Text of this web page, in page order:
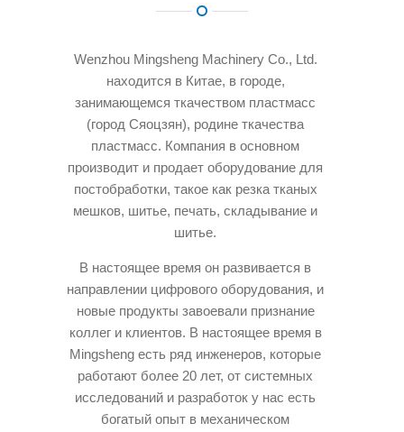
Wenzhou Mingsheng Machinery Co., Ltd.
находится в Китае, в городе,
занимающемся ткачеством пластмасс
(город Сяоцзян), родине ткачества
пластмасс. Компания в основном
производит и продает оборудование для
постобработки, такое как резка тканых
мешков, шитье, печать, складывание и
шитье.
В настоящее время он развивается в
направлении цифрового оборудования, и
новые продукты завоевали признание
коллег и клиентов. В настоящее время в
Mingsheng есть ряд инженеров, которые
работают более 20 лет, от системных
исследований и разработок у нас есть
богатый опыт в механическом